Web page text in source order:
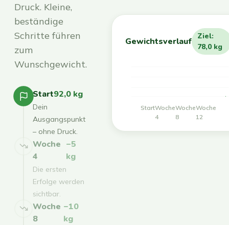
Druck. Kleine,
beständige
Schritte führen
zum
Wunschgewicht.
Start92,0 kg
Dein
Ausgangspunkt
– ohne Druck.
Woche
4
−5
kg
Die ersten
Erfolge werden
sichtbar.
Woche
8
−10
kg
Gewichtsverlauf
Ziel:
78,0 kg
StartWoche
4
Woche
8
Woche
12